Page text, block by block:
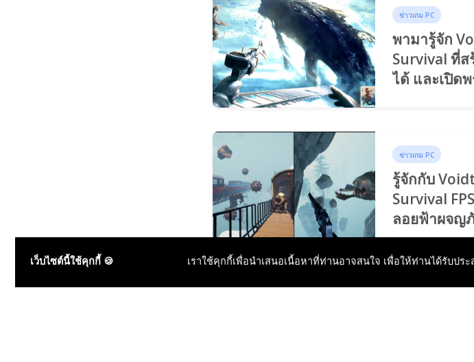
ข่าวเกม PC
พามารู้จัก
Survival ที่ส
ได้ และเปิดพ
ข่าวเกม PC
รู้จักกับ
Survival
ลอยฟ้าผจญ
เว็บไซต์นี้ใช้คุกกี้ 🍪 เราใช้คุกกี้เพื่อนำเสนอเนื้อหาที่ท่านอาจสนใจ เพื่อให้ท่านได้รับปร